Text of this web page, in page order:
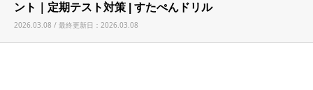
ント｜定期テスト対策 | すたぺんドリル
2026.03.08 / 最終更新日：2026.03.08